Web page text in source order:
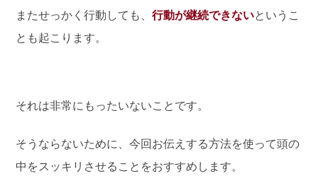
またせっかく行動しても、行動が継続できないというこ
とも起こります。
それは非常にもったいないことです。
そうならないために、今回お伝えする方法を使って頭の
中をスッキリさせることをおすすめします。